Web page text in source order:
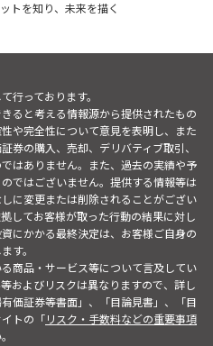
トを知り、未来を描く
行っております。
ると考える情報源から提供されたもの
や完全性について意見を表明し、また
券の購入、売却、デリバティブ取引、
はありません。また、過去の実績や予
ではございません。提供する情報等は
に変更または削除されることがござい
してお客様が取った行動の結果に対し
にかかる最終決定は、お客様ご自身の
す。
商品・サービス等について言及してい
およびリスクは異なりますので、詳し
価証券等書面」、「目論見書」、「目
トの「リスク・手数料などの重要事項